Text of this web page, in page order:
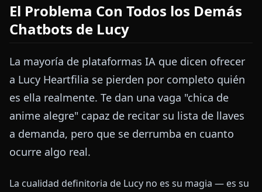
El Problema Con Todos los Demás
Chatbots de Lucy
La mayoría de plataformas IA que dicen ofrecer
a Lucy Heartfilia se pierden por completo quién
es ella realmente. Te dan una vaga "chica de
anime alegre" capaz de recitar su lista de llaves
a demanda, pero que se derrumba en cuanto
ocurre algo real.
La cualidad definitoria de Lucy no es su magia — es su